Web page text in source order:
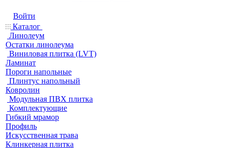
Войти
Каталог
Линолеум
Остатки линолеума
Виниловая плитка (LVT)
Ламинат
Пороги напольные
Плинтус напольный
Ковролин
Модульная ПВХ плитка
Комплектующие
Гибкий мрамор
Профиль
Искусственная трава
Клинкерная плитка